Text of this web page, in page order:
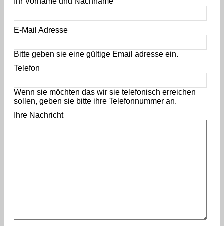
E-Mail Adresse
Bitte geben sie eine gültige Email adresse ein.
Telefon
Wenn sie möchten das wir sie telefonisch erreichen
sollen, geben sie bitte ihre Telefonnummer an.
Ihre Nachricht